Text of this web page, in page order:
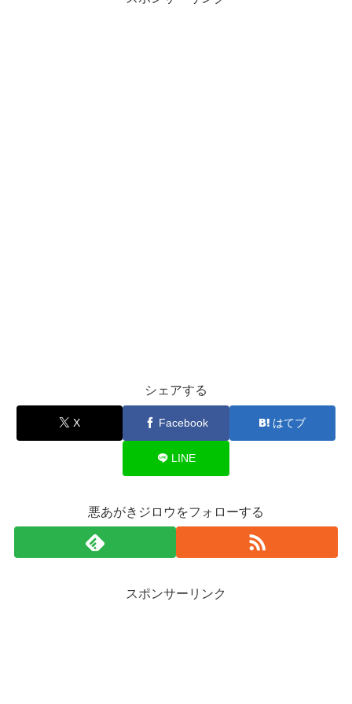
シェアする
X Facebook はてブ
LINE
悪あがきジロウをフォローする
スポンサーリンク